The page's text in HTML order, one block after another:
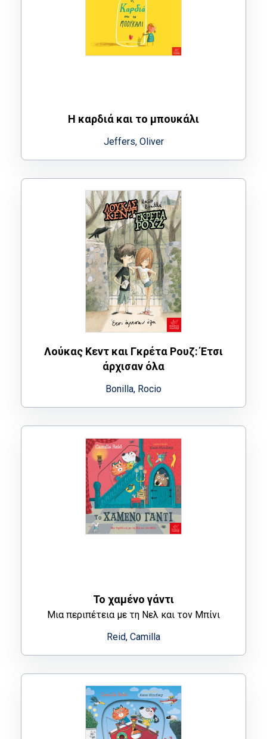
Η καρδιά και το μπουκάλι
Jeffers, Oliver
Λούκας Κεντ και Γκρέτα Ρουζ: Έτσι
άρχισαν όλα
Bonilla, Rocio
Το χαμένο γάντι
Μια περιπέτεια με τη Nελ και τον Μπίνι
Reid, Camilla